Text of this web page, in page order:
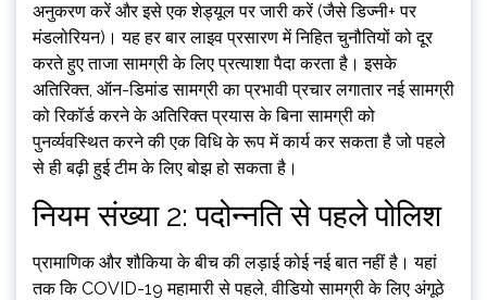
अनुकरण करें और इसे एक शेड्यूल पर जारी करें (जैसे डिज्नी+ पर
मंडलोरियन)। यह हर बार लाइव प्रसारण में निहित चुनौतियों को दूर
करते हुए ताजा सामग्री के लिए प्रत्याशा पैदा करता है। इसके
अतिरिक्त, ऑन-डिमांड सामग्री का प्रभावी प्रचार लगातार नई सामग्री
को रिकॉर्ड करने के अतिरिक्त प्रयास के बिना सामग्री को
पुनर्व्यवस्थित करने की एक विधि के रूप में कार्य कर सकता है जो पहले
से ही बढ़ी हुई टीम के लिए बोझ हो सकता है।
नियम संख्या 2: पदोन्नति से पहले पोलिश
प्रामाणिक और शौकिया के बीच की लड़ाई कोई नई बात नहीं है। यहां
तक ​​​​कि COVID-19 महामारी से पहले, वीडियो सामग्री के लिए अंगूठे